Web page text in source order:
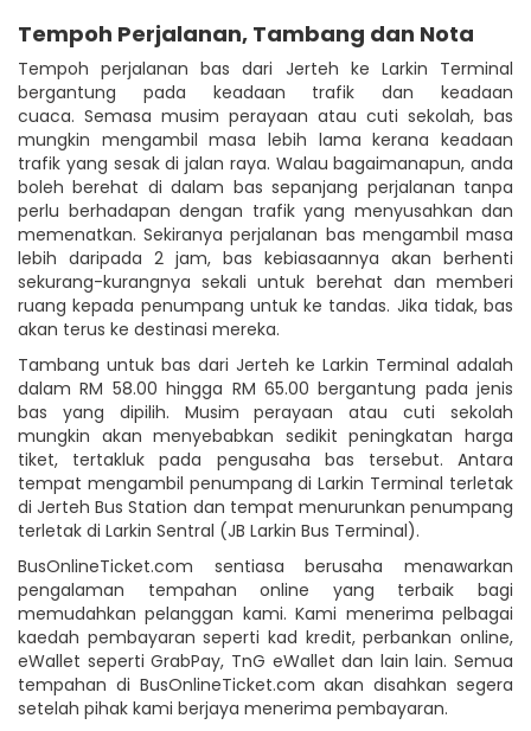
Tempoh Perjalanan, Tambang dan Nota
Tempoh perjalanan bas dari Jerteh ke Larkin Terminal
bergantung pada keadaan trafik dan keadaan
cuaca. Semasa musim perayaan atau cuti sekolah, bas
mungkin mengambil masa lebih lama kerana keadaan
trafik yang sesak di jalan raya. Walau bagaimanapun, anda
boleh berehat di dalam bas sepanjang perjalanan tanpa
perlu berhadapan dengan trafik yang menyusahkan dan
memenatkan. Sekiranya perjalanan bas mengambil masa
lebih daripada 2 jam, bas kebiasaannya akan berhenti
sekurang-kurangnya sekali untuk berehat dan memberi
ruang kepada penumpang untuk ke tandas. Jika tidak, bas
akan terus ke destinasi mereka.
Tambang untuk bas dari Jerteh ke Larkin Terminal adalah
dalam RM 58.00 hingga RM 65.00 bergantung pada jenis
bas yang dipilih. Musim perayaan atau cuti sekolah
mungkin akan menyebabkan sedikit peningkatan harga
tiket, tertakluk pada pengusaha bas tersebut. Antara
tempat mengambil penumpang di Larkin Terminal terletak
di Jerteh Bus Station dan tempat menurunkan penumpang
terletak di Larkin Sentral (JB Larkin Bus Terminal).
BusOnlineTicket.com sentiasa berusaha menawarkan
pengalaman tempahan online yang terbaik bagi
memudahkan pelanggan kami. Kami menerima pelbagai
kaedah pembayaran seperti kad kredit, perbankan online,
eWallet seperti GrabPay, TnG eWallet dan lain lain. Semua
tempahan di BusOnlineTicket.com akan disahkan segera
setelah pihak kami berjaya menerima pembayaran.